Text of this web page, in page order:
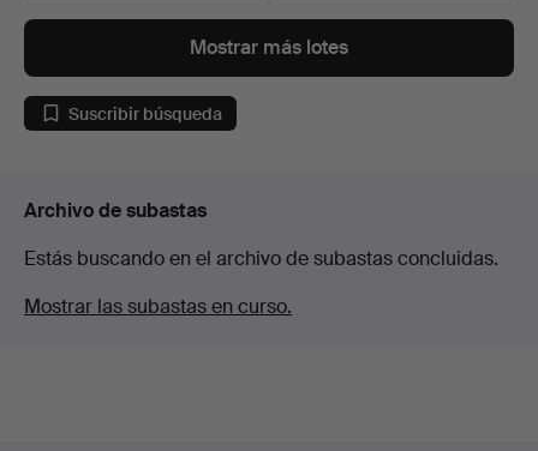
Mostrar más lotes
Suscribir búsqueda
Archivo de subastas
Estás buscando en el archivo de subastas concluidas.
Mostrar las subastas en curso.